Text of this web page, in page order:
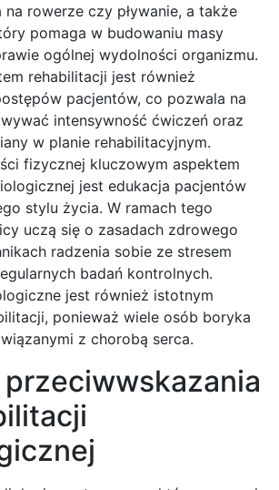
rowerze czy pływanie, a także
pomaga w budowaniu masy
ogólnej wydolności organizmu.
rehabilitacji jest również
pacjentów, co pozwala na
intensywność ćwiczeń oraz
w planie rehabilitacyjnym.
fizycznej kluczowym aspektem
jest edukacja pacjentów
stylu życia. W ramach tego
uczą się o zasadach zdrowego
radzenia sobie ze stresem
badań kontrolnych.
jest również istotnym
ponieważ wiele osób boryka
z chorobą serca.